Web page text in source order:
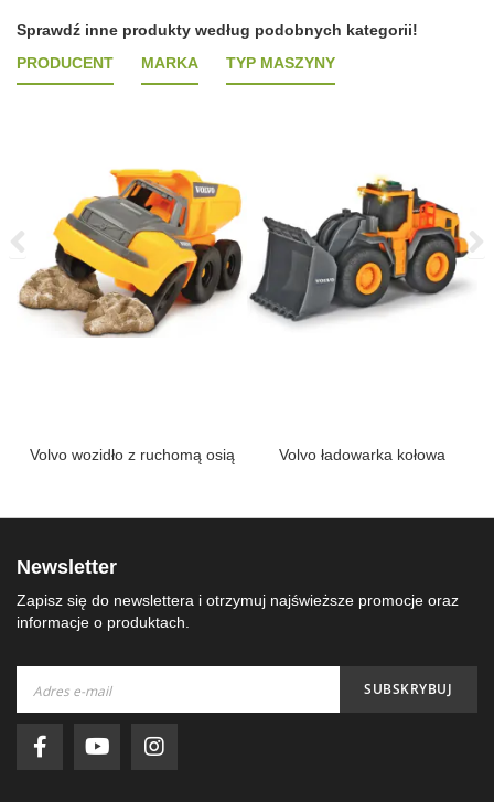
Sprawdź inne produkty według podobnych kategorii!
PRODUCENT
MARKA TYP MASZYNY
Volvo wozidło z ruchomą osią Volvo ładowarka kołowa
Newsletter
Zapisz się do newslettera i otrzymuj najświeższe promocje oraz
informacje o produktach.
nasz
newsletter:
SUBSKRYBUJ